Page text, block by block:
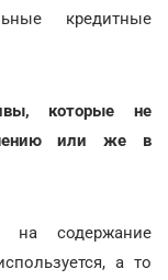
кредитные
которые не
или же в
на содержание
а то